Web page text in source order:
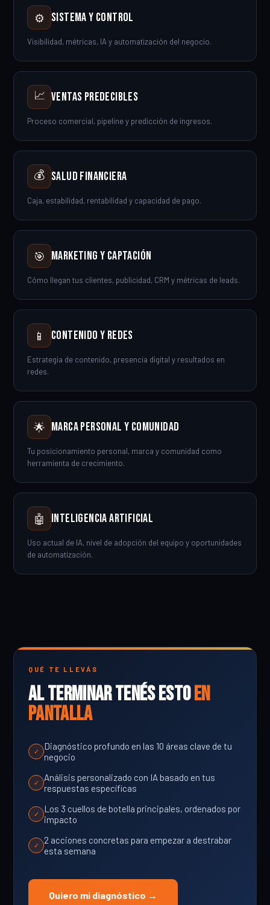
⚙️ Sistema y Control
Visibilidad, métricas, IA y automatización del negocio.
📈 Ventas Predecibles
Proceso comercial, pipeline y predicción de ingresos.
💰 Salud Financiera
Caja, estabilidad, rentabilidad y capacidad de pago.
🎯 Marketing y Captación
Cómo llegan tus clientes, publicidad, CRM y métricas de leads.
📱 Contenido y Redes
Estrategia de contenido, presencia digital y resultados en
redes.
🌟 Marca Personal y Comunidad
Tu posicionamiento personal, marca y comunidad como
herramienta de crecimiento.
🤖 Inteligencia Artificial
Uso actual de IA, nivel de adopción del equipo y oportunidades
de automatización.
QUÉ TE LLEVÁS
Al terminar tenés estoen
pantalla
✓
Diagnóstico profundo en las 10 áreas clave de tu
negocio
✓
Análisis personalizado con IA basado en tus
respuestas específicas
✓
Los 3 cuellos de botella principales, ordenados por
impacto
✓
2 acciones concretas para empezar a destrabar
esta semana
Quiero mi diagnóstico →